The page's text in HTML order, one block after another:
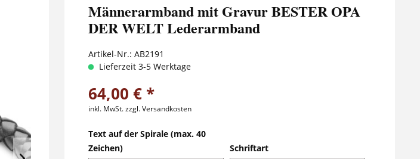
Männerarmband mit Gravur BESTER OPA
DER WELT Lederarmband
Artikel-Nr.: AB2191
Lieferzeit 3-5 Werktage
64,00 € *
inkl. MwSt.zzgl. Versandkosten
Text auf der Spirale (max. 40
Zeichen)
Schriftart